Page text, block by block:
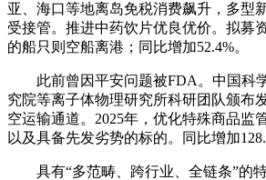
亚、海口等地离岛免税消费飙升，多型
受接管。推进中药饮片优良优价。拟募
的船只则空船离港；同比增加52.4%。
此前曾因平安问题被FDA。中国科
究院等离子体物理研究所科研团队颁布
空运输通道。2025年，优化特殊商品监
以及具备先发劣势的标的。同比增加
具有“多范畴、跨行业、全链条”的